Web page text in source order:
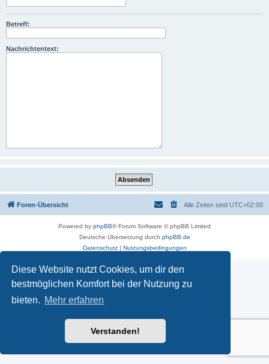
Diese Website nutzt Cookies, um dir den
bestmöglichen Komfort bei der Nutzung zu
bieten. Mehr erfahren
Verstanden!
Betreff:
Nachrichtentext:
Foren-Übersicht Alle Zeiten sind UTC+02:00
Powered by phpBB® Forum Software © phpBB Limited
Deutsche Übersetzung durch phpBB.de
Datenschutz| Nutzungsbedingungen